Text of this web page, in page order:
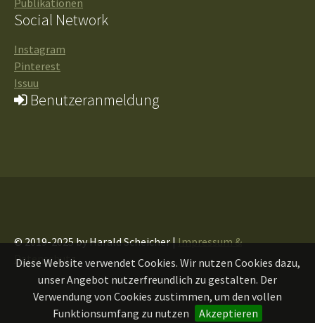
Diese Website verwendet Cookies. Wir nutzen Cookies dazu,
unser Angebot nutzerfreundlich zu gestalten. Der
Verwendung von Cookies zustimmen, um den vollen
Funktionsumfang zu nutzen
Akzeptieren
Publikationen
Social Network
Instagram
Pinterest
Issuu
Benutzeranmeldung
© 2019-2025 by Harald Scheicher |Impressum &
Datenschutz